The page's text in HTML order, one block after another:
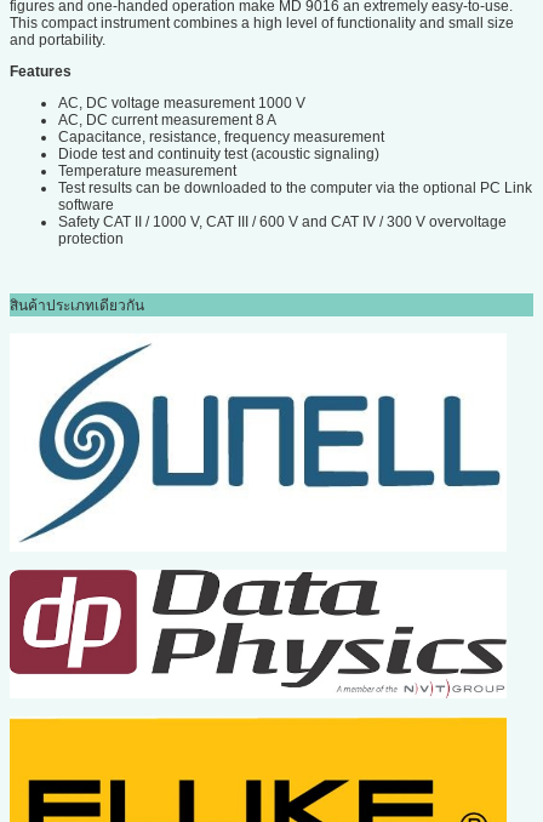
figures and one-handed operation make MD 9016 an extremely easy-to-use.
This compact instrument combines a high level of functionality and small size
and portability.
Features
AC, DC voltage measurement 1000 V
AC, DC current measurement 8 A
Capacitance, resistance, frequency measurement
Diode test and continuity test (acoustic signaling)
Temperature measurement
Test results can be downloaded to the computer via the optional PC Link
software
Safety CAT II / 1000 V, CAT III / 600 V and CAT IV / 300 V overvoltage
protection
สินค้าประเภทเดียวกัน